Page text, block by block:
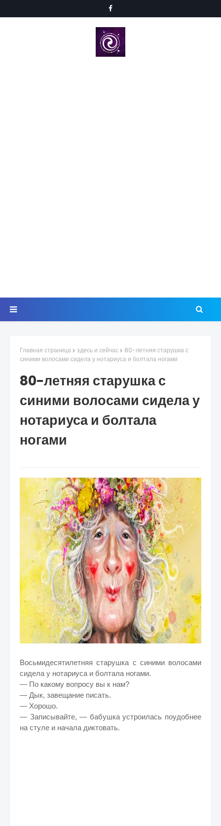
Главная страница здесь и сейчас
80-летняя старушка с
синими волосами сидела у нотариуса и болтала ногами
80-летняя старушка с
синими волосами сидела у
нотариуса и болтала
ногами
Восьмидесятилетняя старушка с синими волосами
сидела у нотариуса и болтала ногами.
— По какому вопросу вы к нам?
— Дык, завещание писать.
— Хорошо.
— Записывайте, — бабушка устроилась поудобнее
на стуле и начала диктовать.